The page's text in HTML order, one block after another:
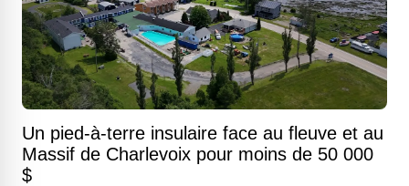
Un pied-à-terre insulaire face au fleuve et au
Massif de Charlevoix pour moins de 50 000
$